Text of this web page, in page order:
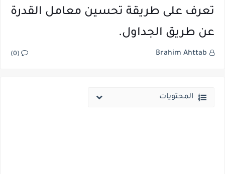
تعرف على طريقة تحسين معامل القدرة
عن طريق الجداول.
Brahim Ahttab
(0)
المحتويات